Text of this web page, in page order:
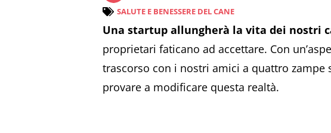
SALUTE E BENESSERE DEL CANE
Una startup allungherà la vita dei nostri
proprietari faticano ad accettare. Con
trascorso con i nostri amici a quattro
provare a modificare questa realtà.